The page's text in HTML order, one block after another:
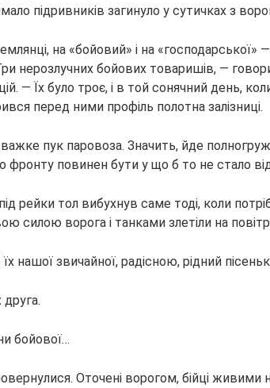
підривників загинуло у сутичках з
на «бойовий» і на «господарської»
нерозлучних бойових товаришів, —
— Їх було троє, і в той сонячний день,
перед ними профіль полотна залізниці.
пук паровоза. Значить, йде
повинен бути у що б то не стало
рейки тол вибухнув саме тоді, коли
силою ворога і танками злетіли на
нашої звичайної, радісною, рідний
бойової…
Оточені ворогом, бійці живими